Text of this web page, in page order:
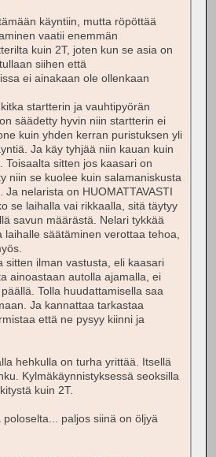
käyntiin, mutta röpöttää
vaatii enemmän
kuin 2T, joten kun se asia on
siihen että
ei ainakaan ole ollenkaan
startterin ja vauhtipyörän
säädetty hyvin niin startterin ei
kuin yhden kerran puristuksen yli
Ja käy tyhjää niin kauan kuin
Toisaalta sitten jos kaasari on
niin se kuolee kuin salamaniskusta
nelarista on HUOMATTAVASTI
se laihalla vai rikkaalla, sitä täytyy
savun määrästä. Nelari tykkää
laihalle säätäminen verottaa tehoa,
sitten ilman vastusta, eli kaasari
ainoastaan autolla ajamalla, ei
Tolla huudattamisella saa
Ja kannattaa tarkastaa
että ne pysyy kiinni ja
hehkulla on turha yrittää. Itsellä
Kylmäkäynnistyksessä seoksilla
kuin 2T.
paljos siinä on öljyä